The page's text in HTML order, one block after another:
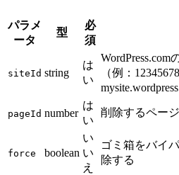
パラメ
ータ
型
必
須
siteId string
は
い
（例：
pageId number
は
い
削除するペー
force boolean
い
い
え
ゴミ箱をバイ
除する